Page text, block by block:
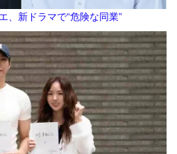
、新ドラマで“危険な同業”